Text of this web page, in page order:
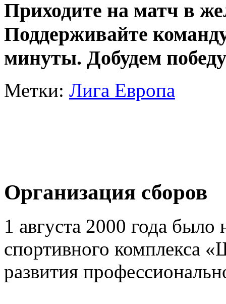
Приходите на матч в
Поддерживайте
минуты. Добудем
Метки: Лига Европа
Организация сборов
1 августа 2000 года было
спортивного комплекса
развития